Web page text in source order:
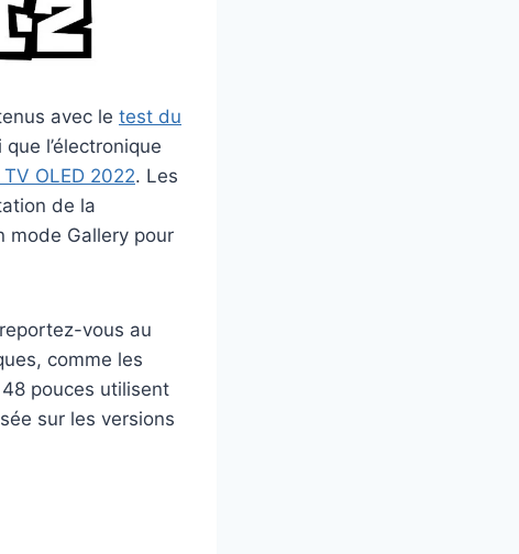
avec le test du
l’électronique
OLED 2022. Les
de la
mode Gallery pour
vous au
comme les
pouces utilisent
sur les versions